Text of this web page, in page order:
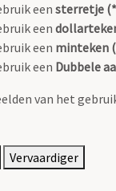
eensterretje
een
een minteken
een Dubbele
van het
Vervaardiger